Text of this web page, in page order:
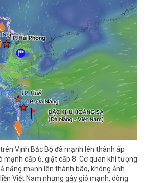
Vịnh Bắc Bộ đã mạnh lên thành áp
mạnh cấp 6, giật cấp 8. Cơ quan khí tượng
năng mạnh lên thành bão, không ảnh
Việt Nam nhưng gây gió mạnh, dông